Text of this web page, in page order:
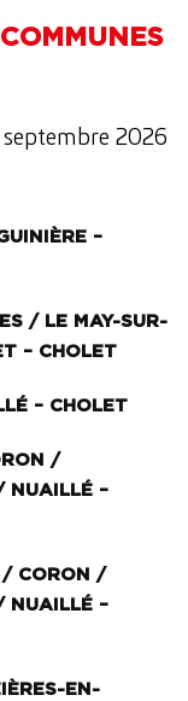
2026
–
/ LE MAY-SUR-
– CHOLET
– CHOLET
/
NUAILLÉ –
/ CORON /
NUAILLÉ –
EN-